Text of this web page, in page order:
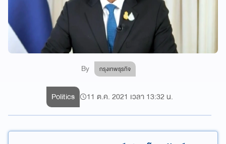
By กรุงเทพธุรกิจ
Politics 11 ต.ค. 2021 เวลา 13:32 น.